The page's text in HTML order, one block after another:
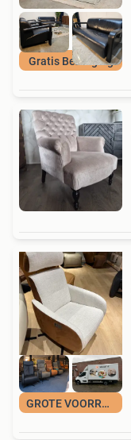
Gratis Bezorging
GROTE VOORRAAD